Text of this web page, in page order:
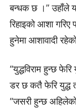
बन्धक छ ।” उहाँले
रिहाइको आशा गरिए
हुनेमा आशावादी
“युद्धविराम हुन्छ
डर छ कतै फेरि युद्ध
“जसरी हुन्छ अहिलेको